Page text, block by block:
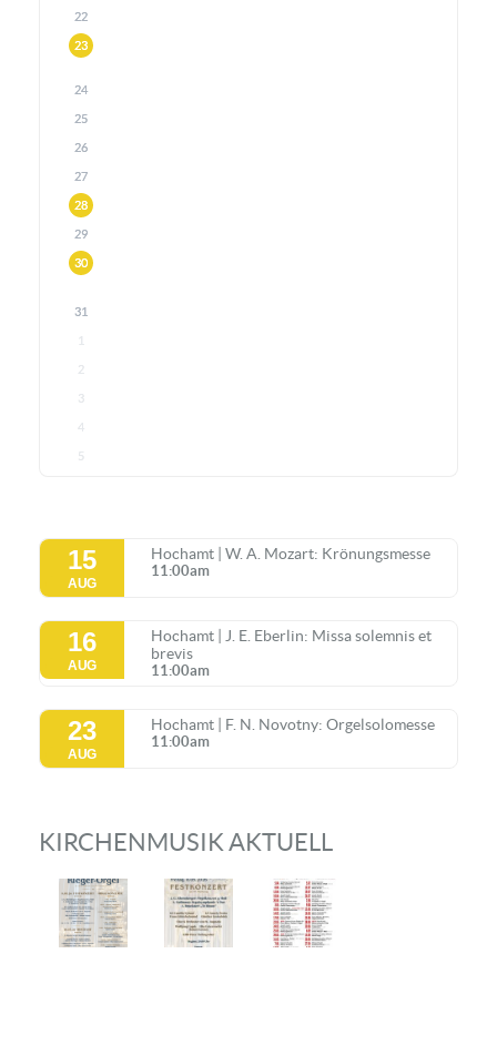
22
23
24
25
26
27
28
29
30
31
1
2
3
4
5
15
AUG
Hochamt | W. A. Mozart: Krönungsmesse
11:00am
16
AUG
Hochamt | J. E. Eberlin: Missa solemnis et
brevis
11:00am
23
AUG
Hochamt | F. N. Novotny: Orgelsolomesse
11:00am
KIRCHENMUSIK AKTUELL